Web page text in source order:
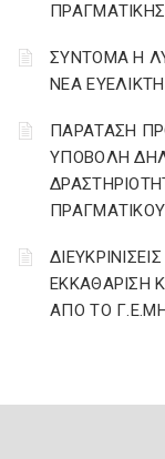
ΣΥΝΤΟΜΑ Η
ΝΕΑ
ΠΑΡΑΤΑΣΗ
ΥΠΟΒΟΛΗ
ΕΚΚΑΘΑΡΙΣΗ
ΑΠΟ ΤΟ